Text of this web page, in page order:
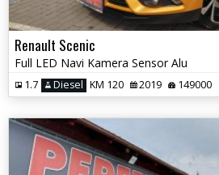
Renault Scenic
Full LED Navi Kamera Sensor Alu
1.7 Diesel KM 120 2019 149000